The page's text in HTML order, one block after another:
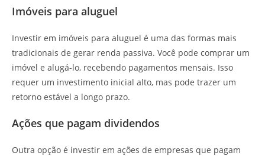
Imóveis para aluguel
Investir em imóveis para aluguel é uma das formas mais
tradicionais de gerar renda passiva. Você pode comprar um
imóvel e alugá-lo, recebendo pagamentos mensais. Isso
requer um investimento inicial alto, mas pode trazer um
retorno estável a longo prazo.
Ações que pagam dividendos
Outra opção é investir em ações de empresas que pagam